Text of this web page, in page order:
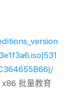
批量教育